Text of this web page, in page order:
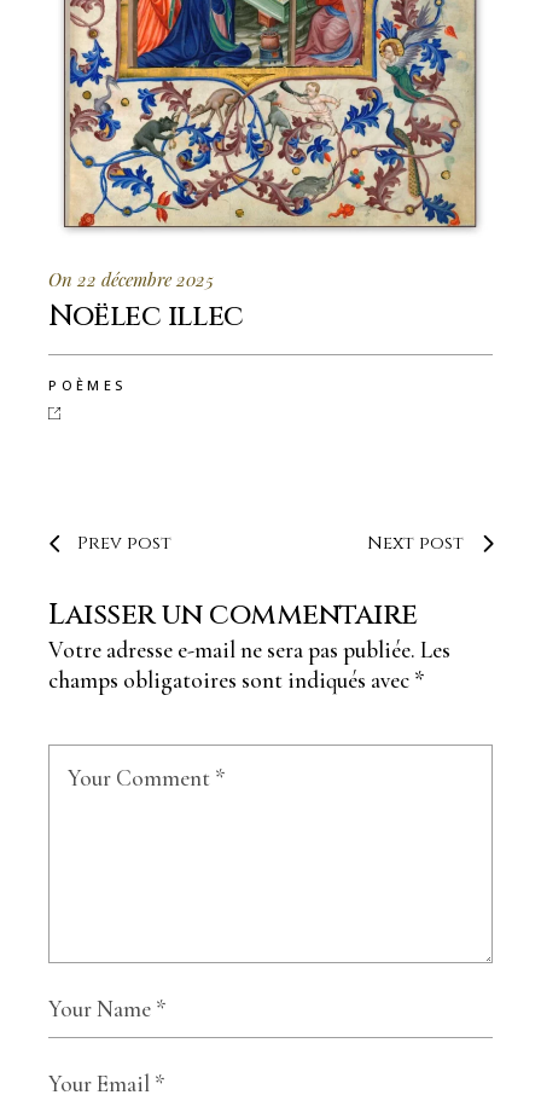
On 22 décembre 2025
Noëlec illec
POÈMES
Prev post Next post
Laisser un commentaire
Votre adresse e-mail ne sera pas publiée. Les
champs obligatoires sont indiqués avec *